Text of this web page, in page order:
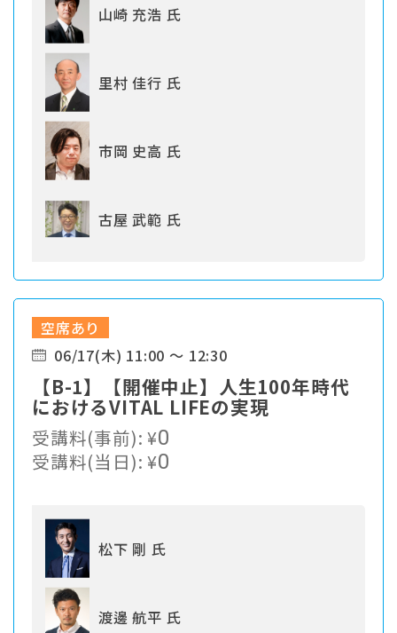
山崎 充浩 氏
里村 佳行 氏
市岡 史高 氏
古屋 武範 氏
空席あり
06/17(木) 11:00 ～ 12:30
【B-1】【開催中止】人生100年時代
におけるVITAL LIFEの実現
受講料(事前):¥0
受講料(当日):¥0
松下 剛 氏
渡邊 航平 氏